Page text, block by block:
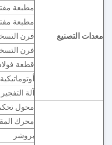
معدات التصنيع
مطبعة
مطبعة
فرن
فرن
قطعة
آلة
محول
محرك
بروشر